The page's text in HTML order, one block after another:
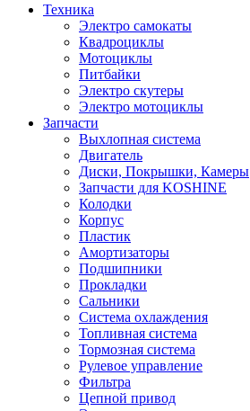
Техника
Электро самокаты
Квадроциклы
Мотоциклы
Питбайки
Электро скутеры
Электро мотоциклы
Запчасти
Выхлопная система
Двигатель
Диски, Покрышки, Камеры
Запчасти для KOSHINE
Колодки
Корпус
Пластик
Амортизаторы
Подшипники
Прокладки
Сальники
Система охлаждения
Топливная система
Тормозная система
Рулевое управление
Фильтра
Цепной привод